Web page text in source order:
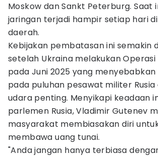
Moskow dan Sankt Peterburg. Saat
jaringan terjadi hampir setiap hari
daerah.
Kebijakan pembatasan ini semakin
setelah Ukraina melakukan
pada Juni 2025 yang
pada puluhan pesawat militer
udara penting. Menyikapi keadaan
parlemen Rusia, Vladimir Gutenev
masyarakat membiasakan diri
membawa uang tunai.
"Anda jangan hanya terbiasa